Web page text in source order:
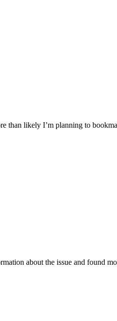
likely I’m planning to
about the issue and found